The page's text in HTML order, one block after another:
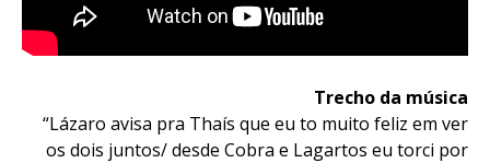
Trecho da música
“Lázaro avisa pra Thaís que eu to muito feliz em ver
os dois juntos/ desde Cobra e Lagartos eu torci por